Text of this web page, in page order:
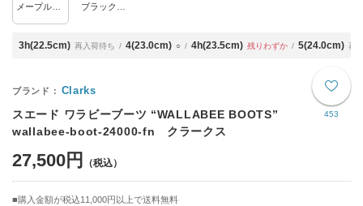
3h(22.5cm) 再入荷待ち 4(23.0cm) ○ 4h(23.5cm) 残りわずか 5(24.0cm) 再
453
Clarks
スエード ワラビーブーツ “WALLABEE BOOTS”
wallabee-boot-24000-fn クラークス
27,500円
購入金額が税込11,000円以上で送料無料